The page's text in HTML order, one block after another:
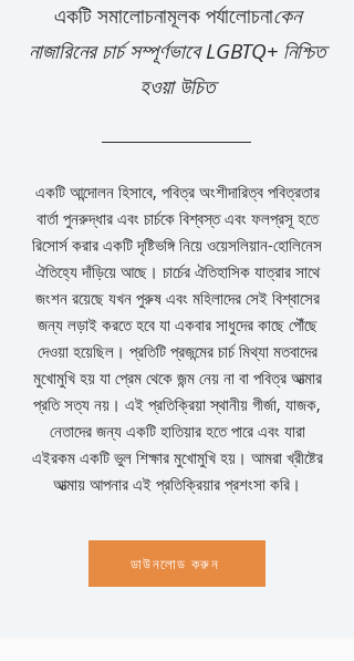
একটি সমালোচনামূলক পর্যালোচনাকেন
নাজারিনের চার্চ সম্পূর্ণভাবে LGBTQ+ নিশ্চিত
হওয়া উচিত
একটি আন্দোলন হিসাবে, পবিত্র অংশীদারিত্ব পবিত্রতার
বার্তা পুনরুদ্ধার এবং চার্চকে বিশ্বস্ত এবং ফলপ্রসূ হতে
রিসোর্স করার একটি দৃষ্টিভঙ্গি নিয়ে ওয়েসলিয়ান-হোলিনেস
ঐতিহ্যে দাঁড়িয়ে আছে। চার্চের ঐতিহাসিক যাত্রার সাথে
জংশন রয়েছে যখন পুরুষ এবং মহিলাদের সেই বিশ্বাসের
জন্য লড়াই করতে হবে যা একবার সাধুদের কাছে পৌঁছে
দেওয়া হয়েছিল। প্রতিটি প্রজন্মের চার্চ মিথ্যা মতবাদের
মুখোমুখি হয় যা প্রেম থেকে জন্ম নেয় না বা পবিত্র আত্মার
প্রতি সত্য নয়। এই প্রতিক্রিয়া স্থানীয় গীর্জা, যাজক,
নেতাদের জন্য একটি হাতিয়ার হতে পারে এবং যারা
এইরকম একটি ভুল শিক্ষার মুখোমুখি হয়। আমরা খ্রীষ্টের
আত্মায় আপনার এই প্রতিক্রিয়ার প্রশংসা করি।
ডাউনলোড করুন